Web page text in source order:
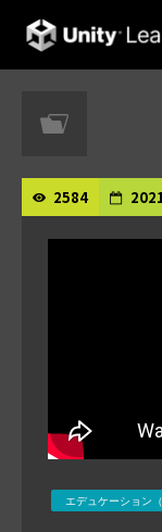
Unity Learning
2584
エデュケーション（